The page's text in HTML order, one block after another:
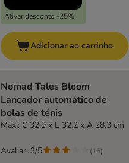
Ativar desconto -25%
Adicionar ao carrinho
Nomad Tales Bloom
Lançador automático de
bolas de ténis
Maxi: C 32,9 x L 32,2 x A 28,3 cm
Avaliar: 3/5 (16)